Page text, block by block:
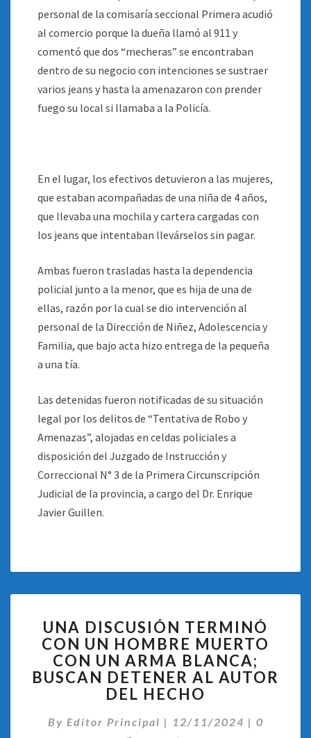
personal de la comisaría seccional Primera acudió
al comercio porque la dueña llamó al 911 y
comentó que dos “mecheras” se encontraban
dentro de su negocio con intenciones se sustraer
varios jeans y hasta la amenazaron con prender
fuego su local si llamaba a la Policía.
En el lugar, los efectivos detuvieron a las mujeres,
que estaban acompañadas de una niña de 4 años,
que llevaba una mochila y cartera cargadas con
los jeans que intentaban llevárselos sin pagar.
Ambas fueron trasladas hasta la dependencia
policial junto a la menor, que es hija de una de
ellas, razón por la cual se dio intervención al
personal de la Dirección de Niñez, Adolescencia y
Familia, que bajo acta hizo entrega de la pequeña
a una tía.
Las detenidas fueron notificadas de su situación
legal por los delitos de “Tentativa de Robo y
Amenazas”, alojadas en celdas policiales a
disposición del Juzgado de Instrucción y
Correccional N° 3 de la Primera Circunscripción
Judicial de la provincia, a cargo del Dr. Enrique
Javier Guillen.
DISCUSIÓN
TERMINÓ
CON
UN
HOMBRE
MUERTO
CON
UNA DISCUSIÓN TERMINÓ
CON UN HOMBRE MUERTO
CON UN ARMA BLANCA;
BUSCAN DETENER AL AUTOR
DEL HECHO
By Editor Principal | 12/11/2024 | 0